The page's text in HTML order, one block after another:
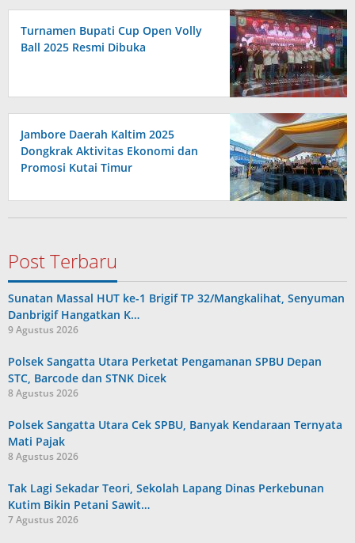
Turnamen Bupati Cup Open Volly
Ball 2025 Resmi Dibuka
Jambore Daerah Kaltim 2025
Dongkrak Aktivitas Ekonomi dan
Promosi Kutai Timur
Post Terbaru
Sunatan Massal HUT ke-1 Brigif TP 32/Mangkalihat, Senyuman
Danbrigif Hangatkan K…
9 Agustus 2026
Polsek Sangatta Utara Perketat Pengamanan SPBU Depan
STC, Barcode dan STNK Dicek
8 Agustus 2026
Polsek Sangatta Utara Cek SPBU, Banyak Kendaraan Ternyata
Mati Pajak
8 Agustus 2026
Tak Lagi Sekadar Teori, Sekolah Lapang Dinas Perkebunan
Kutim Bikin Petani Sawit…
7 Agustus 2026